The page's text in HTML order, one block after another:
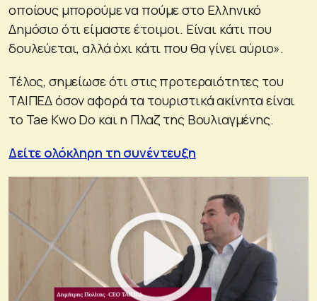
οποίους μπορούμε να πούμε στο Ελληνικό
Δημόσιο ότι είμαστε έτοιμοι. Είναι κάτι που
δουλεύεται, αλλά όχι κάτι που θα γίνει αύριο».
Τέλος, σημείωσε ότι στις προτεραιότητες του
ΤΑΙΠΕΔ όσον αφορά τα τουριστικά ακίνητα είναι
το Tae Kwo Do και η Πλαζ της Βουλιαγμένης.
Δείτε ολόκληρη τη συνέντευξη